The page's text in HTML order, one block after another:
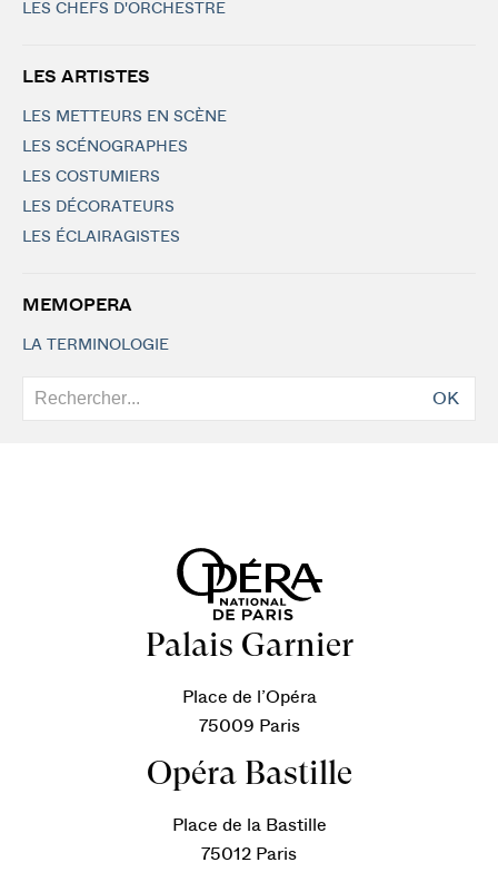
LES CHEFS D'ORCHESTRE
LES ARTISTES
LES METTEURS EN SCÈNE
LES SCÉNOGRAPHES
LES COSTUMIERS
LES DÉCORATEURS
LES ÉCLAIRAGISTES
MEMOPERA
LA TERMINOLOGIE
OK
Palais Garnier
Place de l’Opéra
75009 Paris
Opéra Bastille
Place de la Bastille
75012 Paris